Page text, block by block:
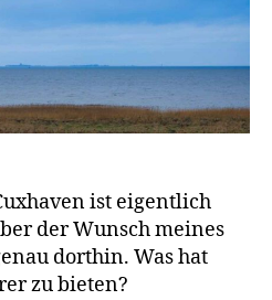
ist eigentlich
der Wunsch meines
dorthin. Was hat
zu bieten?